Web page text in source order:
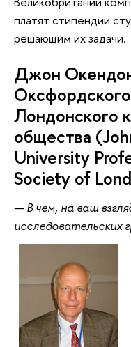
платят стипендии
решающим их задачи.
Джон
Лондонского
общества
University
Society of
— В чем, на ваш
исследовательских